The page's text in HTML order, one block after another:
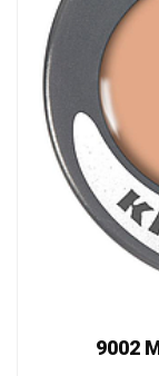
9002